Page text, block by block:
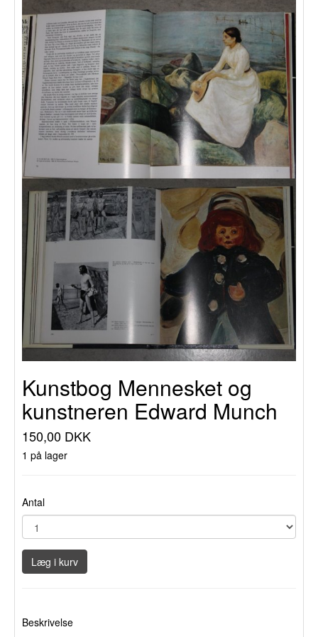
Kunstbog Mennesket og
kunstneren Edward Munch
150,00 DKK
1 på lager
Antal
Læg i kurv
Beskrivelse